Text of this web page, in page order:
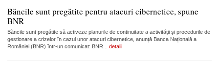
Băncile sunt pregătite pentru atacuri cibernetice, spune
BNR
Băncile sunt pregătite să activeze planurile de continuitate a activității și procedurile de
gestionare a crizelor în cazul unor atacuri cibernetice, anunță Banca Națională a
României (BNR) într-un comunicat: BNR... detalii